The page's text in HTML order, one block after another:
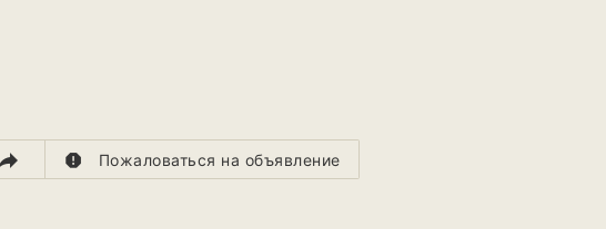
report Пожаловаться на объявление